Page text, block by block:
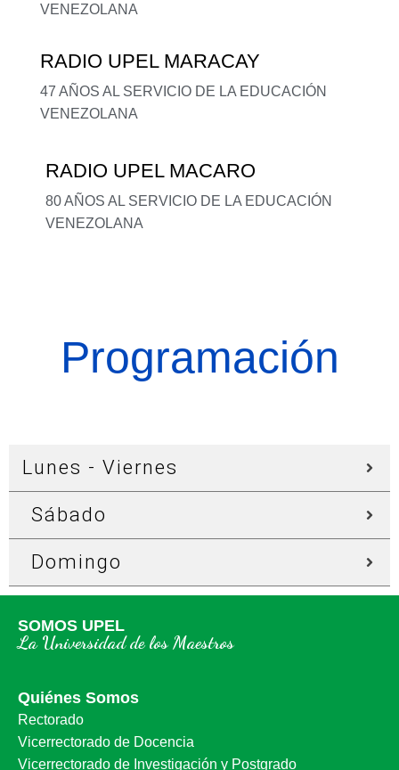
VENEZOLANA
RADIO UPEL MARACAY
47 AÑOS AL SERVICIO DE LA EDUCACIÓN
VENEZOLANA
RADIO UPEL MACARO
80 AÑOS AL SERVICIO DE LA EDUCACIÓN
VENEZOLANA
Programación
Lunes - Viernes
Sábado
Domingo
SOMOS UPEL
La Universidad de los Maestros
Quiénes Somos
Rectorado
Vicerrectorado de Docencia
Vicerrectorado de Investigación y Postgrado